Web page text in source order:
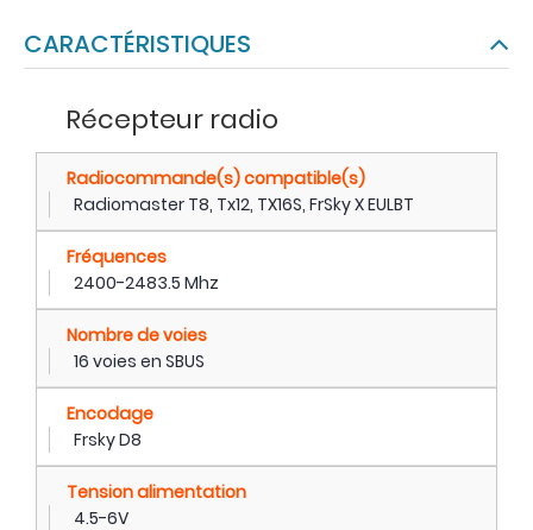
CARACTÉRISTIQUES
Récepteur radio
Radiocommande(s) compatible(s)
Radiomaster T8, Tx12, TX16S, FrSky X EULBT
Fréquences
2400-2483.5 Mhz
Nombre de voies
16 voies en SBUS
Encodage
Frsky D8
Tension alimentation
4.5-6V